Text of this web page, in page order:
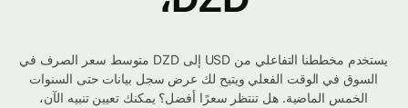
يستخدم مخططنا التفاعلي من USD إلى DZD متوسط ​​سعر الصرف في
السوق في الوقت الفعلي ويتيح لك عرض سجل بيانات حتى السنوات
الخمس الماضية. هل تنتظر سعرًا أفضل؟ يمكنك تعيين تنبيه الآن،